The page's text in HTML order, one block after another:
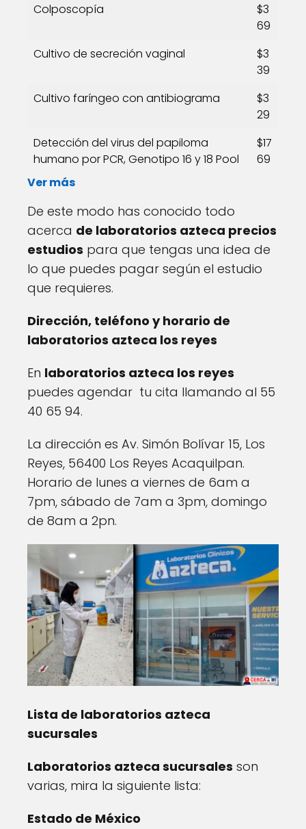
Colposcopía
$3
69
Cultivo de secreción vaginal
$3
39
Cultivo faríngeo con antibiograma
$3
29
Detección del virus del papiloma
humano por PCR, Genotipo 16 y 18 Pool
$17
69
Ver más
De este modo has conocido todo
acerca de laboratorios azteca precios
estudios para que tengas una idea de
lo que puedes pagar según el estudio
que requieres.
Dirección, teléfono y horario de
laboratorios azteca los reyes
En laboratorios azteca los reyes
puedes agendar tu cita llamando al 55
40 65 94.
La dirección es Av. Simón Bolívar 15, Los
Reyes, 56400 Los Reyes Acaquilpan.
Horario de lunes a viernes de 6am a
7pm, sábado de 7am a 3pm, domingo
de 8am a 2pn.
Lista de laboratorios azteca
sucursales
Laboratorios azteca sucursales son
varias, mira la siguiente lista:
Estado de México